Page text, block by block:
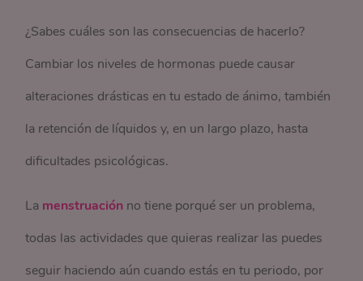
¿Sabes cuáles son las consecuencias de hacerlo?
Cambiar los niveles de hormonas puede causar
alteraciones drásticas en tu estado de ánimo, también
la retención de líquidos y, en un largo plazo, hasta
dificultades psicológicas.
La menstruación no tiene porqué ser un problema,
todas las actividades que quieras realizar las puedes
seguir haciendo aún cuando estás en tu periodo, por